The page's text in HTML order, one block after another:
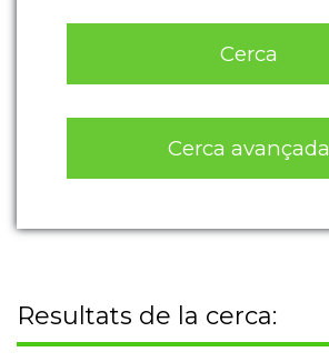
Cerca
Cerca avançada
Resultats de la cerca: